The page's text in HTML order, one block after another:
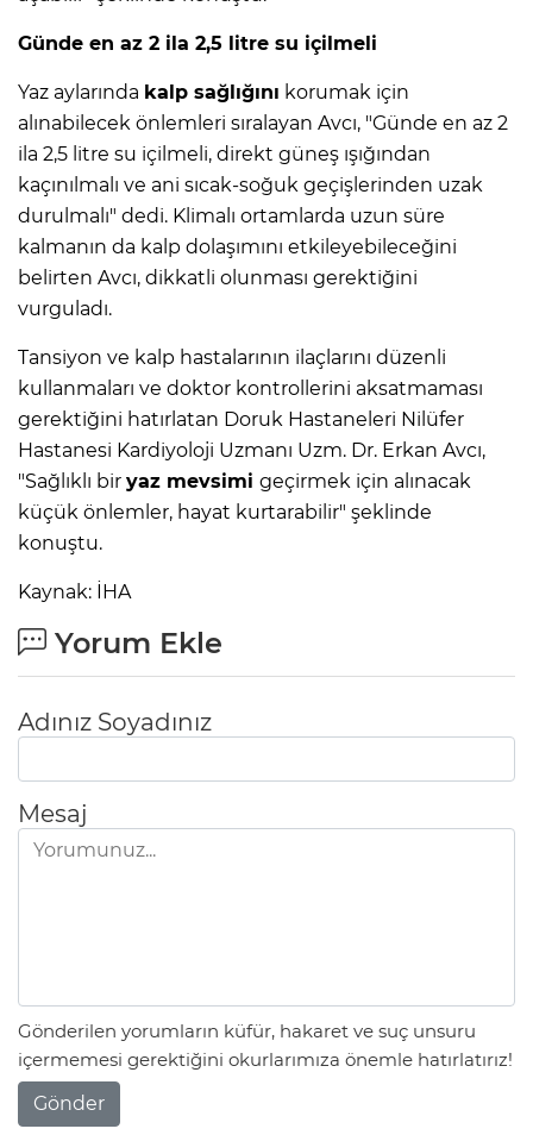
Günde en az 2 ila 2,5 litre su içilmeli
Yaz aylarında kalp sağlığını korumak için
alınabilecek önlemleri sıralayan Avcı, "Günde en az 2
ila 2,5 litre su içilmeli, direkt güneş ışığından
kaçınılmalı ve ani sıcak-soğuk geçişlerinden uzak
durulmalı" dedi. Klimalı ortamlarda uzun süre
kalmanın da kalp dolaşımını etkileyebileceğini
belirten Avcı, dikkatli olunması gerektiğini
vurguladı.
Tansiyon ve kalp hastalarının ilaçlarını düzenli
kullanmaları ve doktor kontrollerini aksatmaması
gerektiğini hatırlatan Doruk Hastaneleri Nilüfer
Hastanesi Kardiyoloji Uzmanı Uzm. Dr. Erkan Avcı,
"Sağlıklı bir yaz mevsimi geçirmek için alınacak
küçük önlemler, hayat kurtarabilir" şeklinde
konuştu.
Kaynak: İHA
Yorum Ekle
Adınız Soyadınız
Mesaj
Gönderilen yorumların küfür, hakaret ve suç unsuru
içermemesi gerektiğini okurlarımıza önemle hatırlatırız!
Gönder